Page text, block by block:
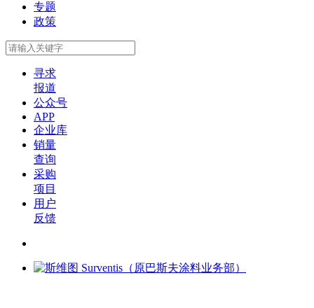
专题
政策
寻求
报道
公众号
APP
企业库
销量
查询
采购
项目
用户
反馈